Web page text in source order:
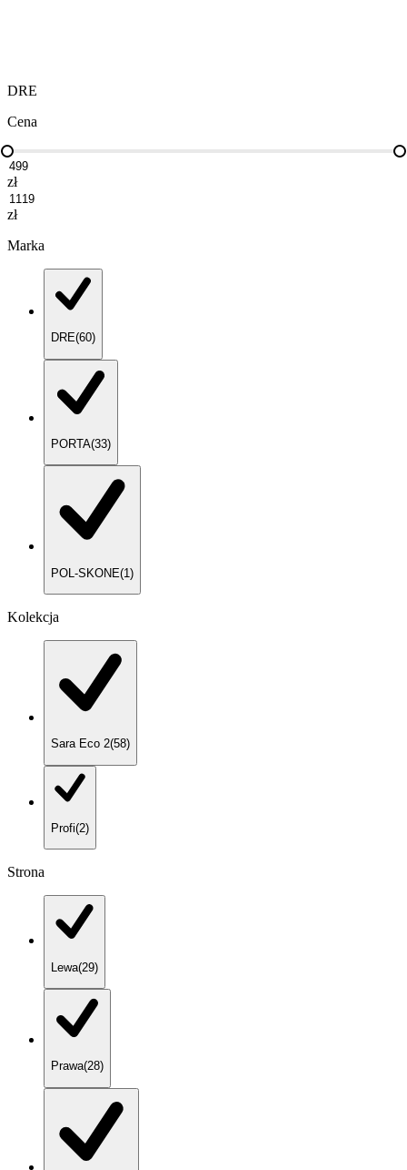
DRE
Cena
zł
zł
Marka
DRE(60)
PORTA(33)
POL-SKONE(1)
Kolekcja
Sara Eco 2(58)
Profi(2)
Strona
Lewa(29)
Prawa(28)